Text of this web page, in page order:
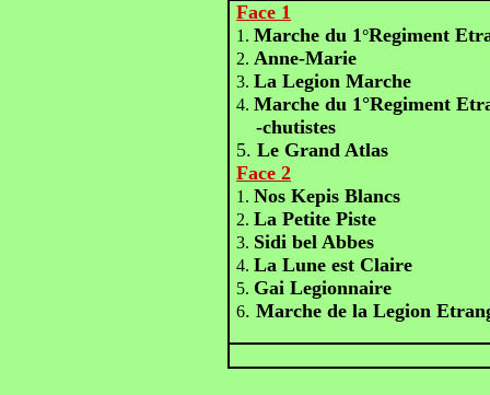
Face 1
1.Marche du 1°Regiment
2. Anne-Marie
3.La Legion Marche
4.Marche du 1°Regiment
-chutistes
5.Le Grand Atlas
Face 2
1.Nos Kepis Blancs
2. La Petite Piste
3. Sidi bel Abbes
4.La Lune est Claire
5. Gai Legionnaire
6.Marche de la Legion